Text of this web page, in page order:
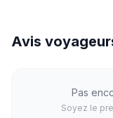
Avis
Pas
Soyez le